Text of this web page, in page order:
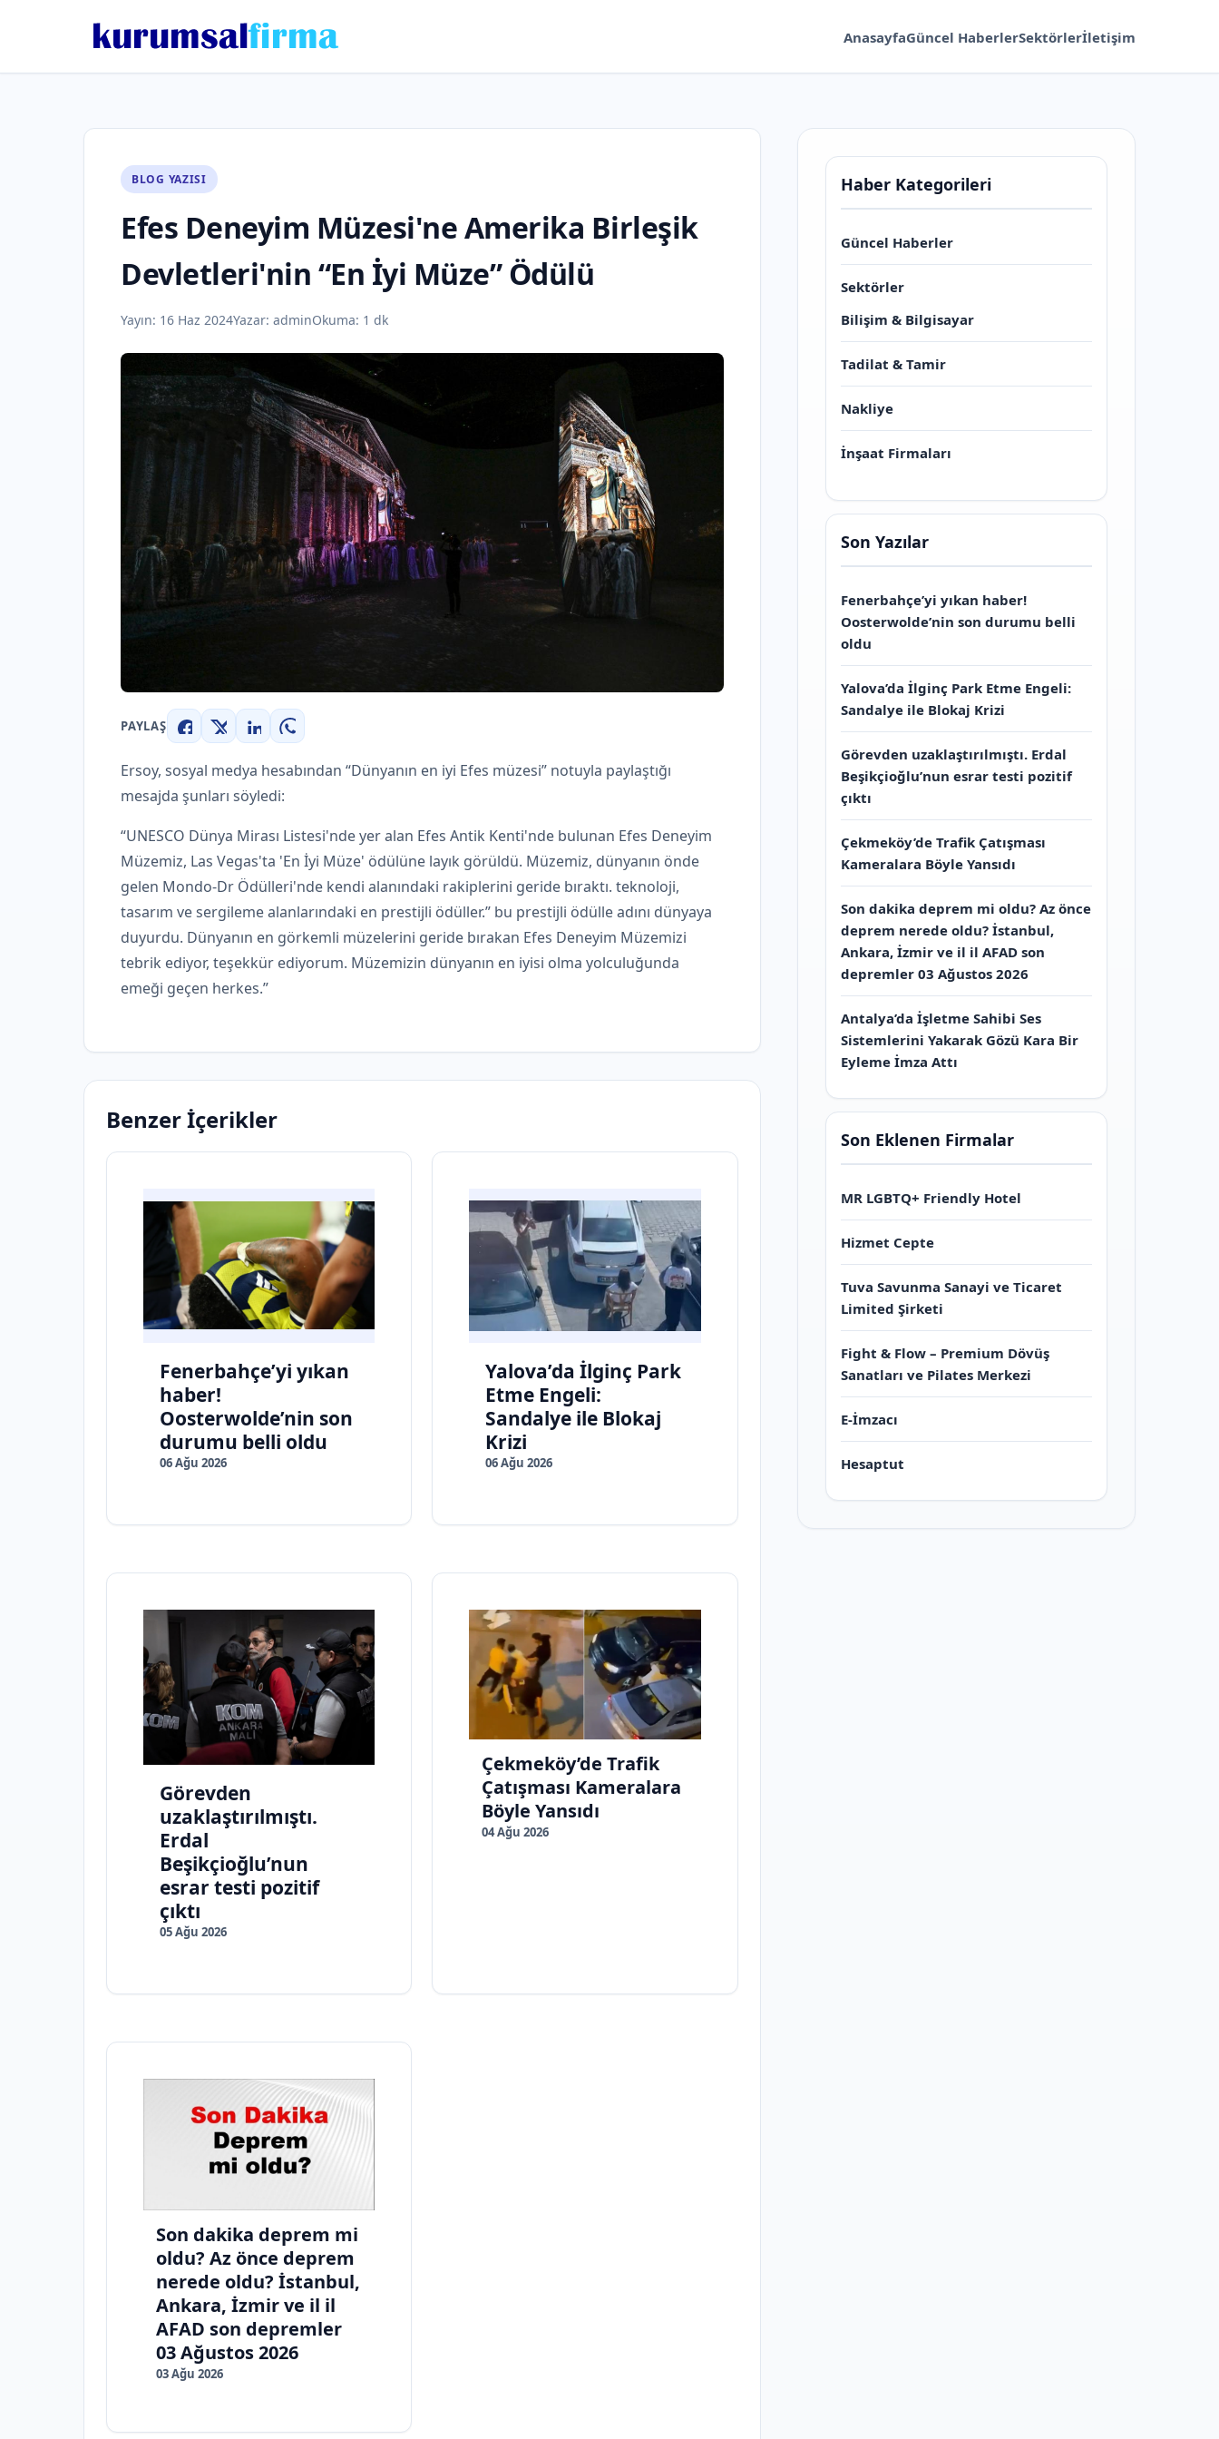
AnasayfaGüncel HaberlerSektörlerİletişim
BLOG YAZISI
Efes Deneyim Müzesi'ne Amerika Birleşik
Devletleri'nin “En İyi Müze” Ödülü
Yayın: 16 Haz 2024Yazar: adminOkuma: 1 dk
PAYLAŞ
Facebook
X LinkedInWhatsApp
Ersoy, sosyal medya hesabından “Dünyanın en iyi Efes müzesi” notuyla paylaştığı
mesajda şunları söyledi:
“UNESCO Dünya Mirası Listesi'nde yer alan Efes Antik Kenti'nde bulunan Efes Deneyim
Müzemiz, Las Vegas'ta 'En İyi Müze' ödülüne layık görüldü. Müzemiz, dünyanın önde
gelen Mondo-Dr Ödülleri'nde kendi alanındaki rakiplerini geride bıraktı. teknoloji,
tasarım ve sergileme alanlarındaki en prestijli ödüller.” bu prestijli ödülle adını dünyaya
duyurdu. Dünyanın en görkemli müzelerini geride bırakan Efes Deneyim Müzemizi
tebrik ediyor, teşekkür ediyorum. Müzemizin dünyanın en iyisi olma yolculuğunda
emeği geçen herkes.”
Benzer İçerikler
Fenerbahçe’yi yıkan
haber!
Oosterwolde’nin son
durumu belli oldu
06 Ağu 2026
Yalova’da İlginç Park
Etme Engeli:
Sandalye ile Blokaj
Krizi
06 Ağu 2026
Görevden
uzaklaştırılmıştı.
Erdal
Beşikçioğlu’nun
esrar testi pozitif
çıktı
05 Ağu 2026
Çekmeköy’de Trafik
Çatışması Kameralara
Böyle Yansıdı
04 Ağu 2026
Son dakika deprem mi
oldu? Az önce deprem
nerede oldu? İstanbul,
Ankara, İzmir ve il il
AFAD son depremler
03 Ağustos 2026
03 Ağu 2026
Haber Kategorileri
Güncel Haberler
Sektörler
Bilişim & Bilgisayar
Tadilat & Tamir
Nakliye
İnşaat Firmaları
Son Yazılar
Fenerbahçe’yi yıkan haber!
Oosterwolde’nin son durumu belli
oldu
Yalova’da İlginç Park Etme Engeli:
Sandalye ile Blokaj Krizi
Görevden uzaklaştırılmıştı. Erdal
Beşikçioğlu’nun esrar testi pozitif
çıktı
Çekmeköy’de Trafik Çatışması
Kameralara Böyle Yansıdı
Son dakika deprem mi oldu? Az önce
deprem nerede oldu? İstanbul,
Ankara, İzmir ve il il AFAD son
depremler 03 Ağustos 2026
Antalya’da İşletme Sahibi Ses
Sistemlerini Yakarak Gözü Kara Bir
Eyleme İmza Attı
Son Eklenen Firmalar
MR LGBTQ+ Friendly Hotel
Hizmet Cepte
Tuva Savunma Sanayi ve Ticaret
Limited Şirketi
Fight & Flow – Premium Dövüş
Sanatları ve Pilates Merkezi
E-İmzacı
Hesaptut